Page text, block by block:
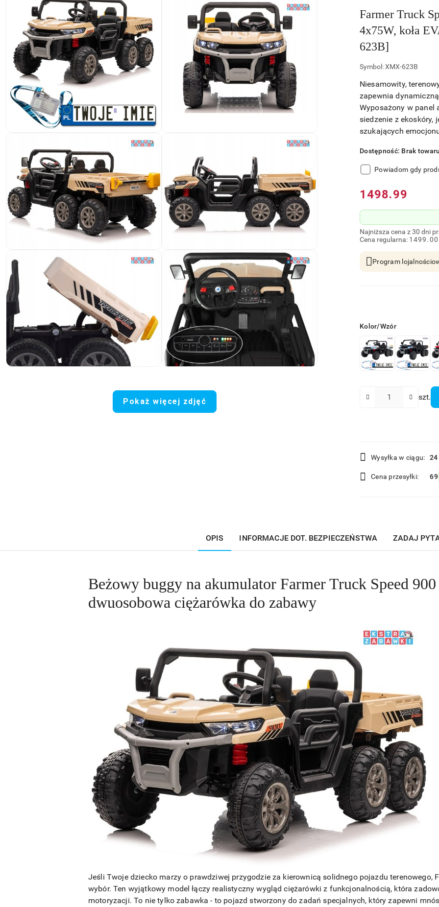
Pokaż więcej zdjęć
Farmer Truck
4x75W, koła
623B]
Symbol:XMX-623B
Niesamowity,
zapewnia
Wyposażony w panel
siedzenie z ekoskóry,
szukających
Dostępność: Brak towaru
Powiadom gdy
Cena:
1498.99
Najniższa cena z 30 dni
Cena regularna: 1499.00
Program
Wariant
Kolor/Wzór
szt.
Dostępność
i
dostawa
Wysyłka w ciągu:
Cena przesyłki: 69
OPIS INFORMACJE DOT. BEZPIECZEŃSTWA ZADAJ
Beżowy buggy na akumulator Farmer Truck Speed
dwuosobowa ciężarówka do zabawy
Jeśli Twoje dziecko marzy o prawdziwej przygodzie za kierownicą solidnego pojazdu terenowego,
wybór. Ten wyjątkowy model łączy realistyczny wygląd ciężarówki z funkcjonalnością, która
motoryzacji. To nie tylko zabawka - to pojazd stworzony do zadań specjalnych, który zapewni